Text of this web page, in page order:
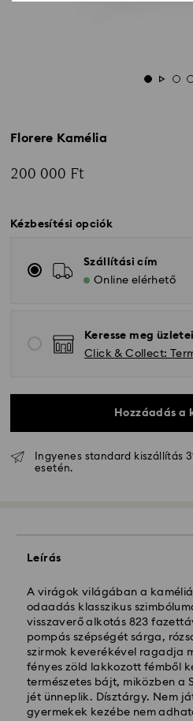
Florere Kamélia
200 000 Ft
Kézbesítési opciók
Szállítási cím
Online elérhető
Keresse meg
Click & Collect:
Hozzáadás a
Ingyenes standard kiszállítás
esetén.
Leírás
A virágok világában a
odaadás klasszikus
visszaverő alkotás 823
pompás szépségét sárga,
szirmok keverékével ragadja
fényes zöld lakkozott fémből
természetes bájt, miközben a
jét ünneplik. Dísztárgy. Nem
gyermekek kezébe nem
szállítjuk ki.
és a szállítás után
Hagyományos kiszállítási
Ingyenes kiszállítás a
Expressz kiszállítási - FedEx
A hétfőtől péntekig, CET
megrendeléseket még aznap